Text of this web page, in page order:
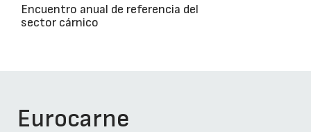
Encuentro anual de referencia del
sector cárnico
Eurocarne